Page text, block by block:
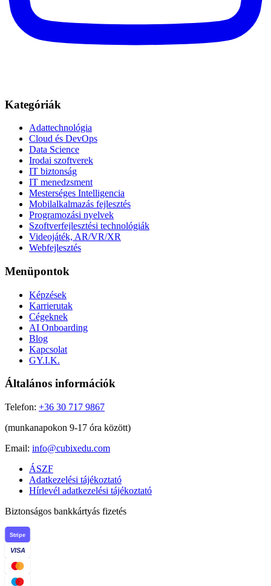
Kategóriák
Adattechnológia
Cloud és DevOps
Data Science
Irodai szoftverek
IT biztonság
IT menedzsment
Mesterséges Intelligencia
Mobilalkalmazás fejlesztés
Programozási nyelvek
Szoftverfejlesztési technológiák
Videojáték, AR/VR/XR
Webfejlesztés
Menüpontok
Képzések
Karrierutak
Cégeknek
AI Onboarding
Blog
Kapcsolat
GY.I.K.
Általános információk
Telefon: +36 30 717 9867
(munkanapokon 9-17 óra között)
Email: info@cubixedu.com
ÁSZF
Adatkezelési tájékoztató
Hírlevél adatkezelési tájékoztató
Biztonságos bankkártyás fizetés
Stripe
VISA